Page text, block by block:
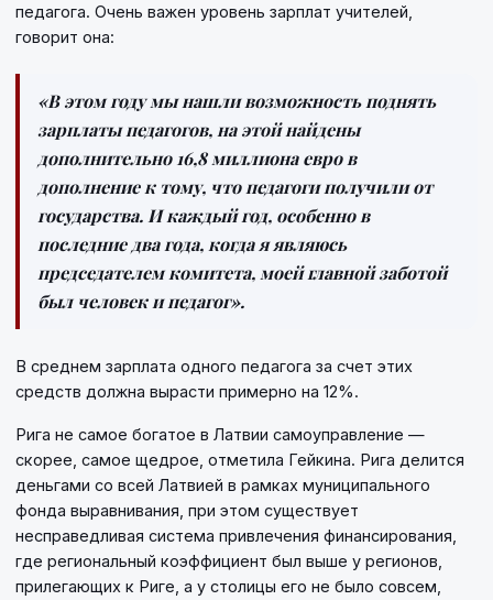
педагога. Очень важен уровень зарплат учителей,
говорит она:
«В этом году мы нашли возможность поднять
зарплаты педагогов, на этой найдены
дополнительно 16,8 миллиона евро в
дополнение к тому, что педагоги получили от
государства. И каждый год, особенно в
последние два года, когда я являюсь
председателем комитета, моей главной заботой
был человек и педагог».
В среднем зарплата одного педагога за счет этих
средств должна вырасти примерно на 12%.
Рига не самое богатое в Латвии самоуправление —
скорее, самое щедрое, отметила Гейкина. Рига делится
деньгами со всей Латвией в рамках муниципального
фонда выравнивания, при этом существует
несправедливая система привлечения финансирования,
где региональный коэффициент был выше у регионов,
прилегающих к Риге, а у столицы его не было совсем,